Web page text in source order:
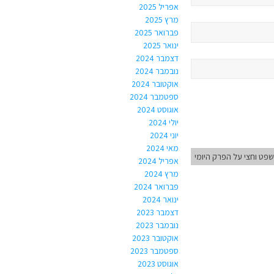
וחצי על הפרק היומי
אפריל 2025
מרץ 2025
פברואר 2025
ינואר 2025
דצמבר 2024
נובמבר 2024
אוקטובר 2024
ספטמבר 2024
אוגוסט 2024
יולי 2024
יוני 2024
מאי 2024
אפריל 2024
מרץ 2024
פברואר 2024
ינואר 2024
דצמבר 2023
נובמבר 2023
אוקטובר 2023
ספטמבר 2023
אוגוסט 2023